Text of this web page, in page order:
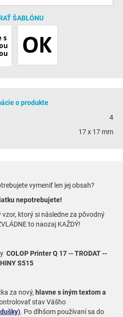
ŠABLÓNU
s
o produkte
4
17 x 17 mm
vymeniť len jej obsah?
nepotrebujete!
ktorý si následne za pôvodný
to naozaj KAŽDÝ!
COLOP Printer Q 17 -- TRODAT --
S515
za nový, hlavne s iným textom a
stav Vášho
. Po dlhšom používaní sa do